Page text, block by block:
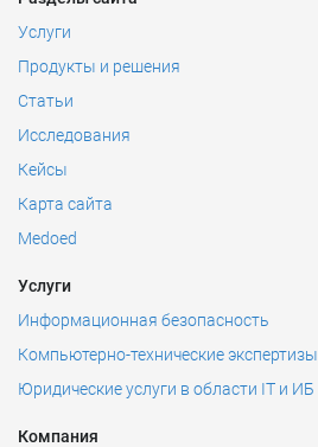
Услуги
Продукты и решения
Статьи
Исследования
Кейсы
Карта сайта
Medoed
Услуги
Информационная безопасность
Компьютерно-технические экспертизы
Юридические услуги в области IT и ИБ
Компания